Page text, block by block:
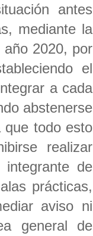
antes
mediante la
2020, por
el
a cada
abstenerse
que todo esto
realizar
de
prácticas,
aviso ni
general de